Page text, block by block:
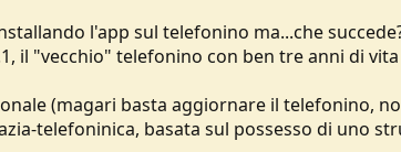
l'app sul telefonino ma...che
il "vecchio" telefonino con ben tre anni di
(magari basta aggiornare il telefonino,
telefoninica, basata sul possesso di uno